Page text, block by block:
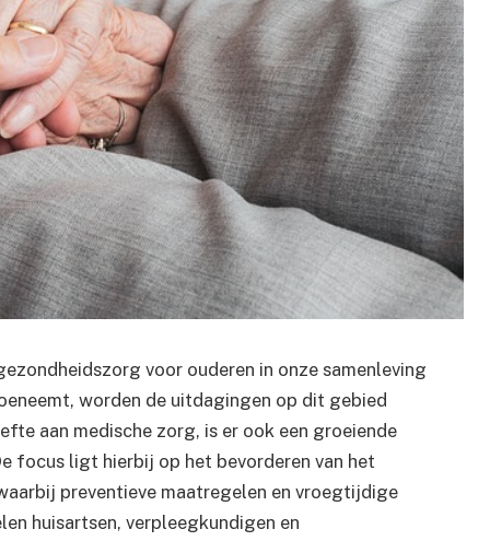
voor ouderen in onze samenleving
worden de uitdagingen op dit gebied
aan medische zorg, is er ook een groeiende
focus ligt hierbij op het bevorderen van het
preventieve maatregelen en vroegtijdige
huisartsen, verpleegkundigen en